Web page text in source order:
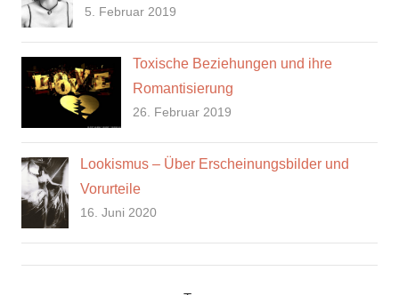
5. Februar 2019
Toxische Beziehungen und ihre
Romantisierung
26. Februar 2019
Lookismus – Über Erscheinungsbilder und
Vorurteile
16. Juni 2020